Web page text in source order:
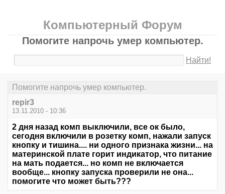
Компьютерный Форум
Помогите напрочь умер компьютер.
Найти!
Помогите напрочь умер компьютер.
repir3
13.11.2010 - 10:36
2 дня назад комп выключили, все ок было,
сегодня включили в розетку комп, нажали запуск
кнопку и тишина.... ни одного признака жизни... на
материнской плате горит индикатор, что питание
на мать подается... но комп не включается
вообще... кнопку запуска проверили не она...
помогите что может быть???